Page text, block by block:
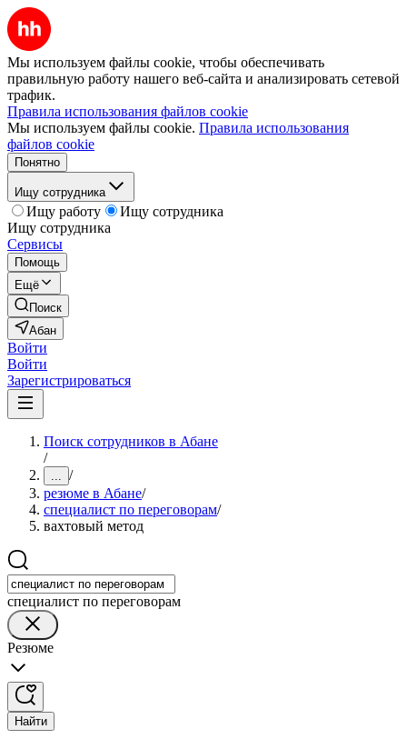
Мы используем файлы cookie, чтобы обеспечивать
правильную работу нашего веб-сайта и анализировать сетевой
трафик.
Правила использования файлов cookie
Мы используем файлы cookie. Правила использования
файлов cookie
Понятно
Ищу сотрудника
Ищу работу
Ищу сотрудника
Ищу сотрудника
Сервисы
Помощь
Ещё
Поиск
Абан
Войти
Войти
Зарегистрироваться
Поиск сотрудников в Абане
/
... /
резюме в Абане/
специалист по переговорам/
вахтовый метод
специалист по переговорам
Резюме
Найти